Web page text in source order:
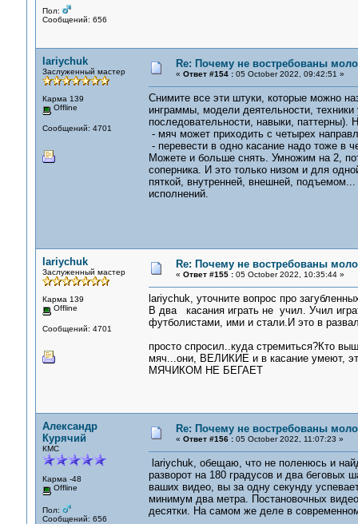
Пол:
Сообщений: 656
lariychuk
Заслуженный мастер
Карма 139
Offline
Сообщений: 4701
Re: Почему не востребованы
« Ответ #154 :05 October 2022, 09:42:51 »
Снимите все эти штуки, которые можно
инграммы, модели деятельности,
последовательности, навыки, паттерны).
- мяч может приходить с четырех
- перевести в одно касание надо тоже в
Можете и больше снять. Умножим на 2,
соперника. И это только низом и для
пяткой, внутренней, внешней,
исполнений.
lariychuk
Заслуженный мастер
Карма 139
Offline
Сообщений: 4701
Re: Почему не востребованы
« Ответ #155 :05 October 2022, 10:35:44 »
lariychuk, уточните вопрос про
В два касания играть не учил. Учил
футболистами, ими и стали.И это в
просто спросил..куда стремиться?Кто
мяч...они, ВЕЛИКИЕ и в касание умеют,
МЯЧИКОМ НЕ БЕГАЕТ
Александр
Курячий
КМС
Карма -48
Offline
Пол:
Сообщений: 656
Re: Почему не востребованы
« Ответ #156 :05 October 2022, 11:07:23 »
lariychuk, обещаю, что не поленюсь и
разворот на 180 градусов и два беговых
ваших видео, вы за одну секунду
минимум два метра. Постановочных
десятки. На самом же деле в